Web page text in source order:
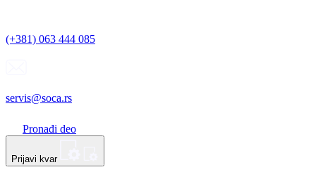
(+381) 063 444 085
servis@soca.rs
Pronađi deo
Prijavi kvar